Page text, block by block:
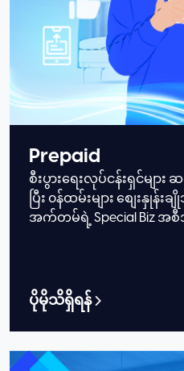
Prepaid
စီးပွားရေးလုပ်ငန်းရှင်မျ
ပြီး ၀န်ထမ်းများ စျေးနှုန်
အက်တမ်ရဲ့ Special Biz အ
ပိုမိုသိရှိရန်